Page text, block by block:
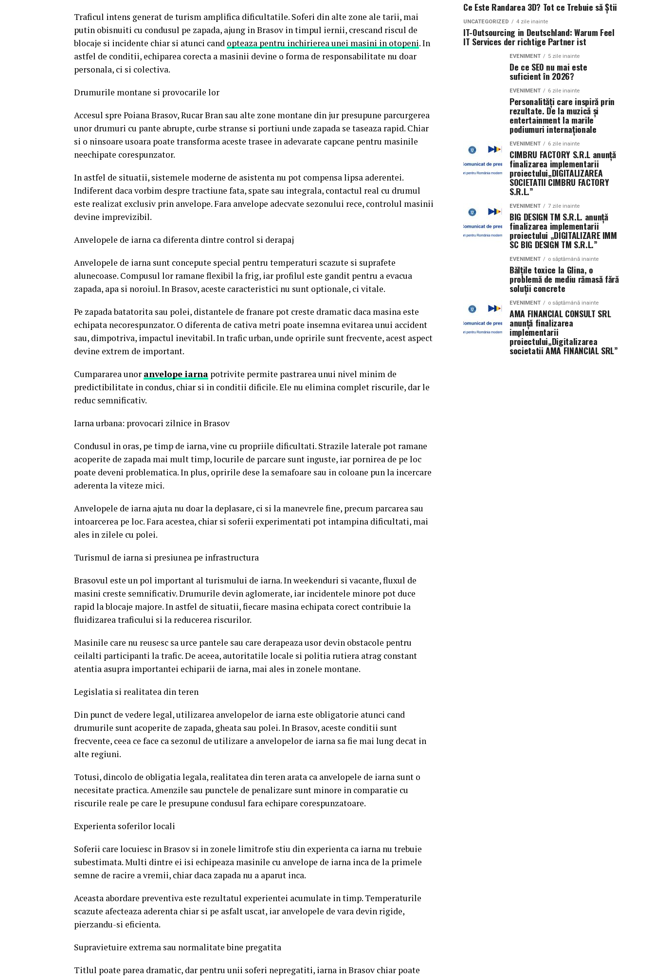
Traficul intens generat de turism amplifica dificultatile. Soferi din alte zone ale tarii, mai
putin obisnuiti cu condusul pe zapada, ajung in Brasov in timpul iernii, crescand riscul de
blocaje si incidente chiar si atunci cand opteaza pentru inchirierea unei masini in otopeni. In
astfel de conditii, echiparea corecta a masinii devine o forma de responsabilitate nu doar
personala, ci si colectiva.
Drumurile montane si provocarile lor
Accesul spre Poiana Brasov, Rucar Bran sau alte zone montane din jur presupune parcurgerea
unor drumuri cu pante abrupte, curbe stranse si portiuni unde zapada se taseaza rapid. Chiar
si o ninsoare usoara poate transforma aceste trasee in adevarate capcane pentru masinile
neechipate corespunzator.
In astfel de situatii, sistemele moderne de asistenta nu pot compensa lipsa aderentei.
Indiferent daca vorbim despre tractiune fata, spate sau integrala, contactul real cu drumul
este realizat exclusiv prin anvelope. Fara anvelope adecvate sezonului rece, controlul masinii
devine imprevizibil.
Anvelopele de iarna ca diferenta dintre control si derapaj
Anvelopele de iarna sunt concepute special pentru temperaturi scazute si suprafete
alunecoase. Compusul lor ramane flexibil la frig, iar profilul este gandit pentru a evacua
zapada, apa si noroiul. In Brasov, aceste caracteristici nu sunt optionale, ci vitale.
Pe zapada batatorita sau polei, distantele de franare pot creste dramatic daca masina este
echipata necorespunzator. O diferenta de cativa metri poate insemna evitarea unui accident
sau, dimpotriva, impactul inevitabil. In trafic urban, unde opririle sunt frecvente, acest aspect
devine extrem de important.
Cumpararea unor anvelope iarna potrivite permite pastrarea unui nivel minim de
predictibilitate in condus, chiar si in conditii dificile. Ele nu elimina complet riscurile, dar le
reduc semnificativ.
Iarna urbana: provocari zilnice in Brasov
Condusul in oras, pe timp de iarna, vine cu propriile dificultati. Strazile laterale pot ramane
acoperite de zapada mai mult timp, locurile de parcare sunt inguste, iar pornirea de pe loc
poate deveni problematica. In plus, opririle dese la semafoare sau in coloane pun la incercare
aderenta la viteze mici.
Anvelopele de iarna ajuta nu doar la deplasare, ci si la manevrele fine, precum parcarea sau
intoarcerea pe loc. Fara acestea, chiar si soferii experimentati pot intampina dificultati, mai
ales in zilele cu polei.
Turismul de iarna si presiunea pe infrastructura
Brasovul este un pol important al turismului de iarna. In weekenduri si vacante, fluxul de
masini creste semnificativ. Drumurile devin aglomerate, iar incidentele minore pot duce
rapid la blocaje majore. In astfel de situatii, fiecare masina echipata corect contribuie la
fluidizarea traficului si la reducerea riscurilor.
Masinile care nu reusesc sa urce pantele sau care derapeaza usor devin obstacole pentru
ceilalti participanti la trafic. De aceea, autoritatile locale si politia rutiera atrag constant
atentia asupra importantei echiparii de iarna, mai ales in zonele montane.
Legislatia si realitatea din teren
Din punct de vedere legal, utilizarea anvelopelor de iarna este obligatorie atunci cand
drumurile sunt acoperite de zapada, gheata sau polei. In Brasov, aceste conditii sunt
frecvente, ceea ce face ca sezonul de utilizare a anvelopelor de iarna sa fie mai lung decat in
alte regiuni.
Totusi, dincolo de obligatia legala, realitatea din teren arata ca anvelopele de iarna sunt o
necesitate practica. Amenzile sau punctele de penalizare sunt minore in comparatie cu
riscurile reale pe care le presupune condusul fara echipare corespunzatoare.
Experienta soferilor locali
Soferii care locuiesc in Brasov si in zonele limitrofe stiu din experienta ca iarna nu trebuie
subestimata. Multi dintre ei isi echipeaza masinile cu anvelope de iarna inca de la primele
semne de racire a vremii, chiar daca zapada nu a aparut inca.
Aceasta abordare preventiva este rezultatul experientei acumulate in timp. Temperaturile
scazute afecteaza aderenta chiar si pe asfalt uscat, iar anvelopele de vara devin rigide,
pierzandu-si eficienta.
Supravietuire extrema sau normalitate bine pregatita
Titlul poate parea dramatic, dar pentru unii soferi nepregatiti, iarna in Brasov chiar poate
Ce Este Randarea 3D? Tot ce Trebuie să Știi
UNCATEGORIZED 4 zile inainte
IT-Outsourcing in Deutschland: Warum Feel
IT Services der richtige Partner ist
EVENIMENT 5 zile inainte
De ce SEO nu mai este
suficient în 2026?
EVENIMENT 6 zile inainte
Personalități care inspiră prin
rezultate. De la muzică și
entertainment la marile
podiumuri internaționale
EVENIMENT 6 zile inainte
CIMBRU FACTORY S.R.L anunţă
finalizarea implementarii
proiectului„DIGITALIZAREA
SOCIETATII CIMBRU FACTORY
S.R.L.”
EVENIMENT 7 zile inainte
BIG DESIGN TM S.R.L. anunţă
finalizarea implementarii
proiectului „DIGITALIZARE IMM
SC BIG DESIGN TM S.R.L.”
EVENIMENT o săptămână inainte
Bălțile toxice la Glina, o
problemă de mediu rămasă fără
soluții concrete
EVENIMENT o săptămână inainte
AMA FINANCIAL CONSULT SRL
anunţă finalizarea
implementarii
proiectului„Digitalizarea
societatii AMA FINANCIAL SRL”